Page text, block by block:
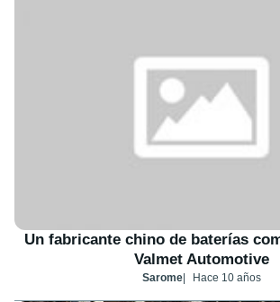
Un fabricante chino de baterías
Valmet Automotive
Sarome Hace 10 años